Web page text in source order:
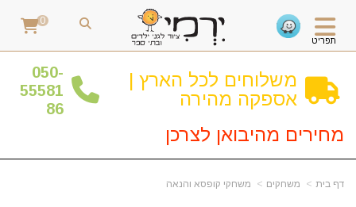
תפריט
0
משלוחים לכל הארץ |
אספקה מהירה
050-
55581
86
מחירים מהיבואן לצרכן
דף בית משחקים משחקי קופסא והנאה